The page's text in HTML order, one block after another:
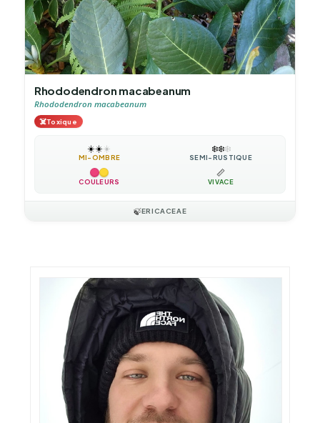
Rhododendron macabeanum
Rhododendron macabeanum
☠️Toxique
☀️☀️☀️
MI-OMBRE
❄️❄️❄️
SEMI-RUSTIQUE
COULEURS
📏
VIVACE
🍃ERICACEAE